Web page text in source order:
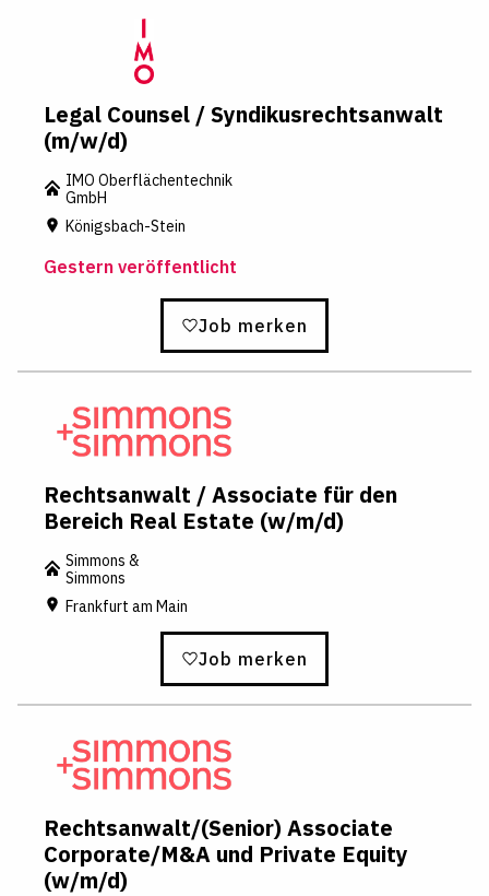
Legal Counsel / Syndikusrechtsanwalt
(m/w/d)
IMO Oberflächentechnik
GmbH
Königsbach-Stein
Gestern veröffentlicht
Job merken
Rechtsanwalt / Associate für den
Bereich Real Estate (w/m/d)
Simmons &
Simmons
Frankfurt am Main
Job merken
Rechtsanwalt/(Senior) Associate
Corporate/M&A und Private Equity
(w/m/d)